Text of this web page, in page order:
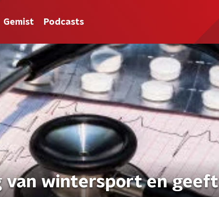
Gemist Podcasts
van wintersport en geeft